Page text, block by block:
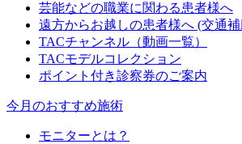
芸能などの職業に関わる患者様へ
遠方からお越しの患者様へ (交通
TACチャンネル（動画一覧）
TACモデルコレクション
ポイント付き診察券のご案内
今月のおすすめ施術
モニターとは？